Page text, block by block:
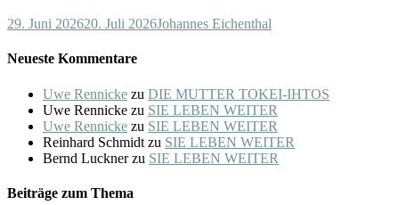
29. Juni 202620. Juli 2026Johannes Eichenthal
Neueste Kommentare
Uwe Rennicke zu DIE MUTTER TOKEI-IHTOS
Uwe Rennicke zu SIE LEBEN WEITER
Uwe Rennicke zu SIE LEBEN WEITER
Reinhard Schmidt zu SIE LEBEN WEITER
Bernd Lucknerzu SIE LEBEN WEITER
Beiträge zum Thema